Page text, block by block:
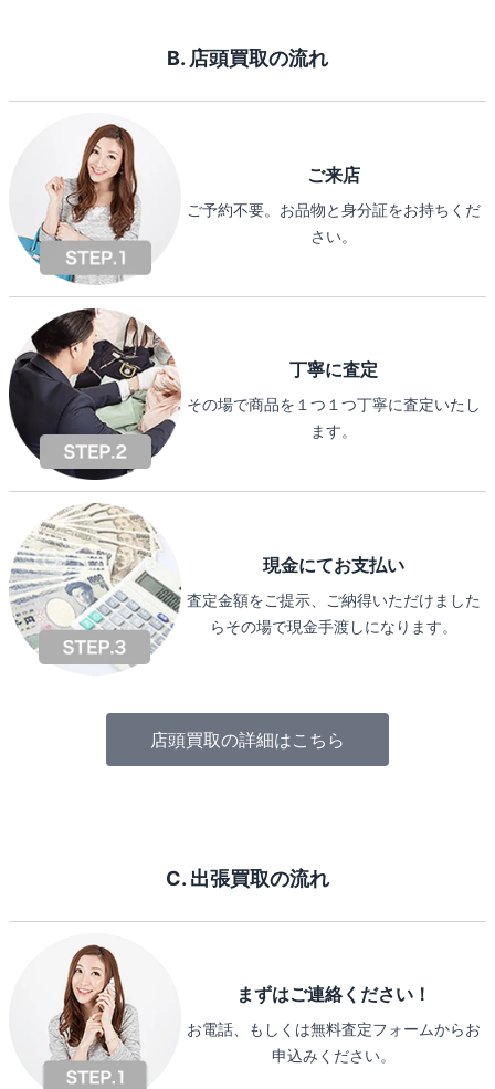
B. 店頭買取の流れ
ご来店
ご予約不要。お品物と身分証をお持ちくだ
さい。
丁寧に査定
その場で商品を１つ１つ丁寧に査定いたし
ます。
現金にてお支払い
査定金額をご提示、ご納得いただけました
らその場で現金手渡しになります。
店頭買取の詳細はこちら
C. 出張買取の流れ
まずはご連絡ください！
お電話、もしくは無料査定フォームからお
申込みください。